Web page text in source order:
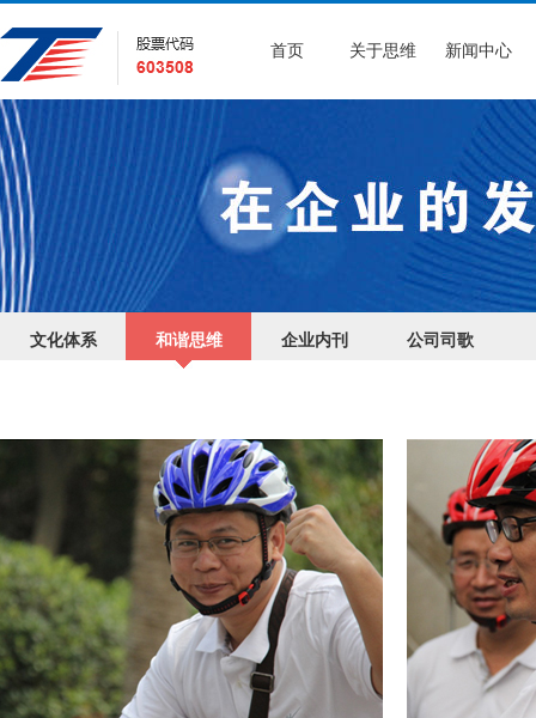
首页 关于思维 新闻中心
文化体系 和谐思维 企业内刊 公司司歌